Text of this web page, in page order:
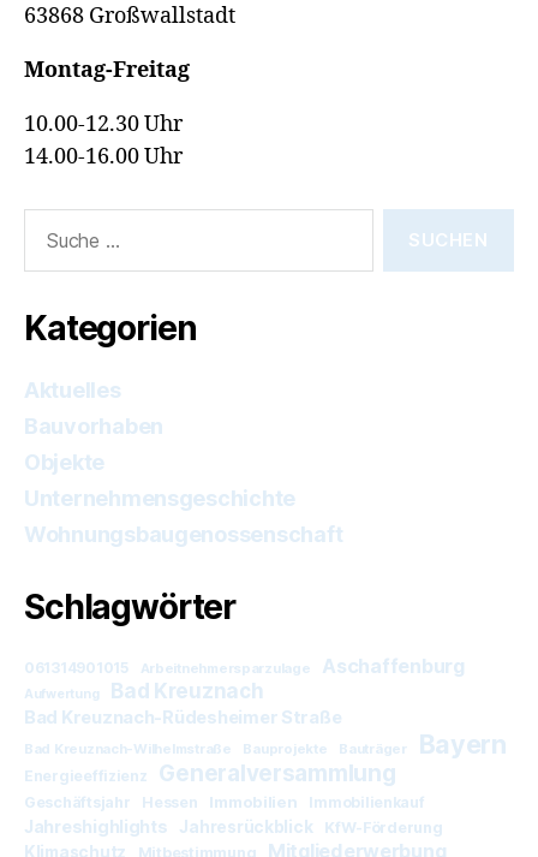
63868 Großwallstadt
Montag-Freitag
10.00-12.30 Uhr
14.00-16.00 Uhr
nach:
Kategorien
Aktuelles
Bauvorhaben
Objekte
Unternehmensgeschichte
Wohnungsbaugenossenschaft
Schlagwörter
061314901015 Arbeitnehmersparzulage Aschaffenburg
Aufwertung Bad Kreuznach
Bad Kreuznach-Rüdesheimer Straße
Bad Kreuznach-Wilhelmstraße Bauprojekte Bauträger Bayern
Energieeffizienz Generalversammlung
Geschäftsjahr Hessen Immobilien Immobilienkauf
Jahreshighlights Jahresrückblick KfW-Förderung
Klimaschutz Mitbestimmung Mitgliederwerbung